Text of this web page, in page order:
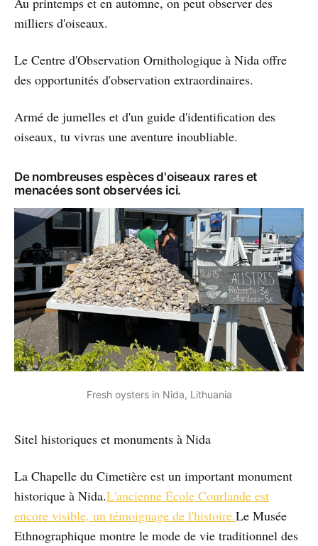
milliers d'oiseaux.
Le Centre d'Observation Ornithologique à Nida offre
des opportunités d'observation extraordinaires.
Armé de jumelles et d'un guide d'identification des
oiseaux, tu vivras une aventure inoubliable.
De nombreuses espèces d'oiseaux rares et
menacées sont observées ici.
Fresh oysters in Nida, Lithuania
Sitel historiques et monuments à Nida
La Chapelle du Cimetière est un important monument
historique à Nida.L'ancienne École Courlande est
encore visible, un témoignage de l'histoire.Le Musée
Ethnographique montre le mode de vie traditionnel des